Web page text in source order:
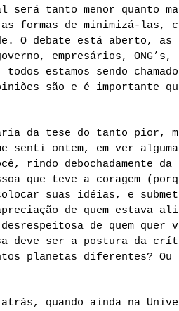
será tanto menor quanto
formas de minimizá-las,
O debate está aberto, as
empresários, ONG’s,
estamos sendo
são e é importante
da tese do tanto pior,
senti ontem, em ver
rindo debochadamente da
que teve a coragem
suas idéias, e
de quem estava
de quem
deve ser a postura da
planetas diferentes?
atrás, quando ainda na